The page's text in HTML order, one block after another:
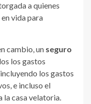
a quienes
vida para
cambio, un seguro
los gastos
los gastos
e incluso el
la casa velatoria.